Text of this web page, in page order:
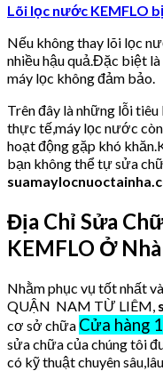
Lõi lọc nước KEMFLO
Nếu không thay lõi lọc
nhiều hậu quả.Đặc biệt
máy lọc không đảm bảo.
Trên đây là những lỗi
thực tế,máy lọc nước
hoạt động gặp khó
bạn không thể tự sửa
Địa Chỉ Sửa
KEMFLO Ở
Nhằm phục vụ tốt nhất
QUẬN NAM TỪ LIÊM,
cơ sở chữa Cửa hàng
sửa chữa của chúng tôi
có kỹ thuật chuyên